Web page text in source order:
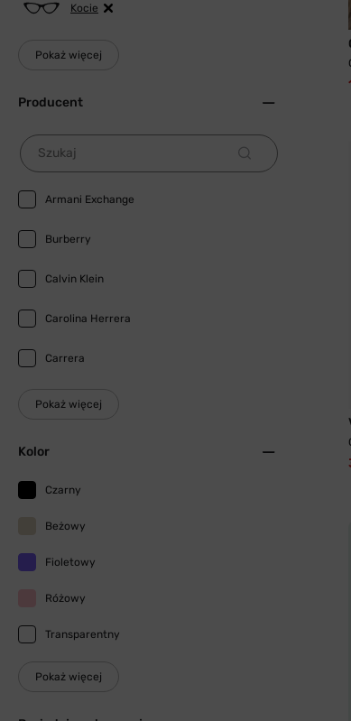
Kocie
Pokaż więcej
Producent
Szukaj
Armani Exchange
Burberry
Calvin Klein
Carolina Herrera
Carrera
Pokaż więcej
Kolor
Czarny
Beżowy
Fioletowy
Różowy
Transparentny
Pokaż więcej